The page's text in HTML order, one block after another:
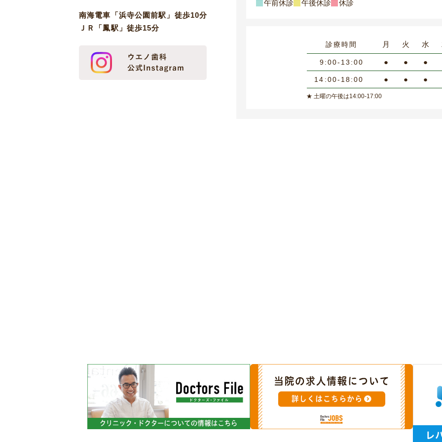
午前休診 午後休診 休診
診療時間 月 火 水
9:00-13:00 ● ● ●
14:00-18:00 ● ● ●
★ 土曜の午後は14:00-17:00
南海電車「浜寺公園前駅」徒歩10分
ＪＲ「鳳駅」徒歩15分